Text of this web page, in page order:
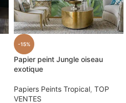
-15%
Papier peint Jungle oiseau
exotique
Papiers Peints Tropical, TOP
VENTES